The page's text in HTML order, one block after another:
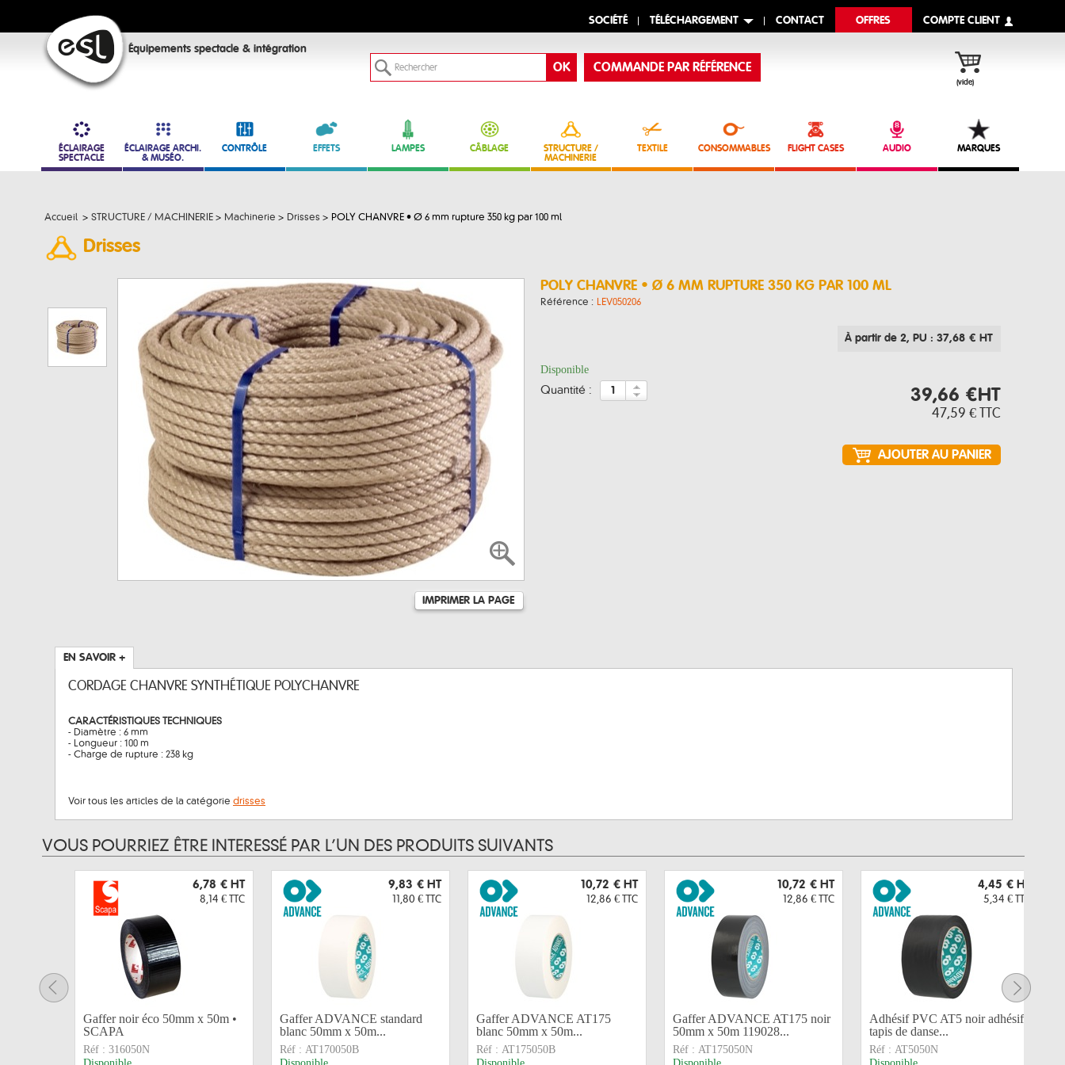
SOCIÉTÉ TÉLÉCHARGEMENT CONTACT OFFRES COMPTE CLIENT
Équipements spectacle & intégration
(vide)
COMMANDE PAR RÉFÉRENCE
ÉCLAIRAGE
SPECTACLE
ÉCLAIRAGE ARCHI.
& MUSÉO.
CONTRÔLE EFFETS LAMPES CÂBLAGE
STRUCTURE /
MACHINERIE
TEXTILE CONSOMMABLES FLIGHT CASES AUDIO MARQUES
Accueil > STRUCTURE / MACHINERIE > Machinerie > Drisses > POLY CHANVRE • Ø 6 mm rupture 350 kg par 100 ml
Drisses
IMPRIMER LA PAGE
POLY CHANVRE • Ø 6 MM RUPTURE 350 KG PAR 100 ML
Référence : LEV050206
À partir de 2, PU : 37,68 € HT
Disponible
quantité : 39,66 €HT
47,59 € TTC
EN SAVOIR +
CORDAGE CHANVRE SYNTHÉTIQUE POLYCHANVRE
CARACTÉRISTIQUES TECHNIQUES
- Diamètre : 6 mm
- Longueur : 100 m
- Charge de rupture : 238 kg
Voir tous les articles de la catégorie drisses
VOUS POURRIEZ ÊTRE INTERESSÉ PAR L’UN DES PRODUITS SUIVANTS
6,78 € HT
8,14 € TTC
Gaffer noir éco 50mm x 50m •
SCAPA
Réf : 316050N
9,83 € HT
11,80 € TTC
Gaffer ADVANCE standard
blanc 50mm x 50m...
Réf : AT170050B
10,72 € HT
12,86 € TTC
Gaffer ADVANCE AT175
blanc 50mm x 50m...
Réf : AT175050B
10,72 € HT
12,86 € TTC
Gaffer ADVANCE AT175 noir
50mm x 50m 119028...
Réf : AT175050N
4,45 € HT
5,34 € TTC
Adhésif PVC AT5 noir adhésif
tapis de danse...
Réf : AT5050N